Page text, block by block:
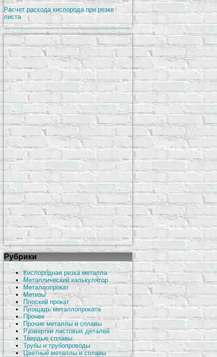
Расчет расхода кислорода при резке
листа
Рубрики
Кислородная резка металла
Металлический калькулятор
Металлопрокат
Метизы
Плоский прокат
Площадь металлопроката
Прочее
Прочие металлы и сплавы
Развертки листовых деталей
Твердые сплавы
Трубы и трубопроводы
Цветные металлы и сплавы